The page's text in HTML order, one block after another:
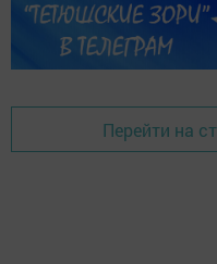
Перейти на